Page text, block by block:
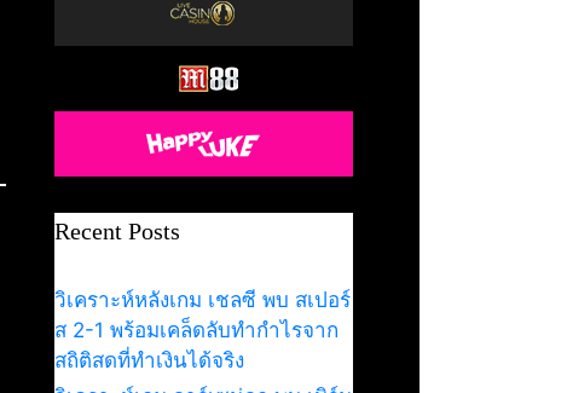
Recent Posts
วิเคราะห์หลังเกม เชลซี พบ สเปอร์
ส 2-1 พร้อมเคล็ดลับทำกำไรจาก
สถิติสดที่ทำเงินได้จริง